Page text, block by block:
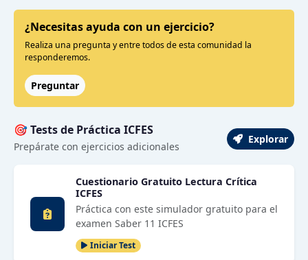
¿Necesitas ayuda con un ejercicio?
Realiza una pregunta y entre todos de esta comunidad la
responderemos.
Preguntar
🎯 Tests de Práctica ICFES
Prepárate con ejercicios adicionales
Explorar
Cuestionario Gratuito Lectura Crítica
ICFES
Práctica con este simulador gratuito para el
examen Saber 11 ICFES
Iniciar Test